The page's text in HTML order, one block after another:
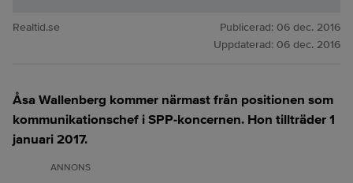
Realtid.se Publicerad: 06 dec. 2016
Uppdaterad: 06 dec. 2016
Åsa Wallenberg kommer närmast från positionen som
kommunikationschef i SPP-koncernen. Hon tillträder 1
januari 2017.
ANNONS